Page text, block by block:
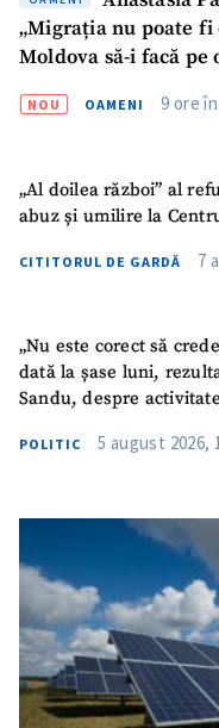
„Migrația nu poate
Moldova să-i facă pe
NOU OAMENI 9 ore
„Al doilea război” al
abuz și umilire la
CITITORUL DE GARDĂ 7
„Nu este corect să
dată la șase luni,
Sandu, despre
POLITIC 5 august 2026,